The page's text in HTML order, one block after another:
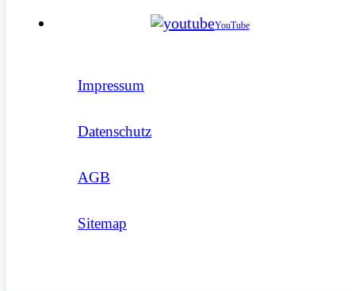
YouTube
Impressum
Datenschutz
AGB
Sitemap